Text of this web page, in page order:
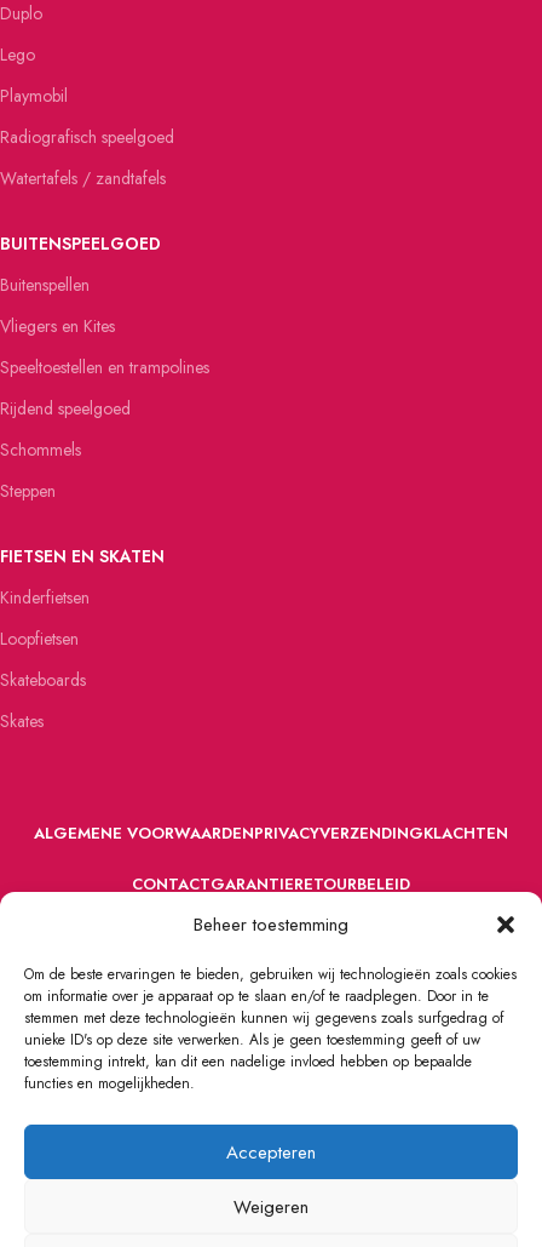
Beheer toestemming
Om de beste ervaringen te bieden, gebruiken wij technologieën zoals cookies
om informatie over je apparaat op te slaan en/of te raadplegen. Door in te
stemmen met deze technologieën kunnen wij gegevens zoals surfgedrag of
unieke ID's op deze site verwerken. Als je geen toestemming geeft of uw
toestemming intrekt, kan dit een nadelige invloed hebben op bepaalde
functies en mogelijkheden.
Accepteren
Weigeren
Duplo
Lego
Playmobil
Radiografisch speelgoed
Watertafels / zandtafels
BUITENSPEELGOED
Buitenspellen
Vliegers en Kites
Speeltoestellen en trampolines
Rijdend speelgoed
Schommels
Steppen
FIETSEN EN SKATEN
Kinderfietsen
Loopfietsen
Skateboards
Skates
ALGEMENE VOORWAARDENPRIVACYVERZENDINGKLACHTEN
CONTACTGARANTIERETOURBELEID
VOORDEFUN.NL 2022 Powered by Handelsonderneming MELS.